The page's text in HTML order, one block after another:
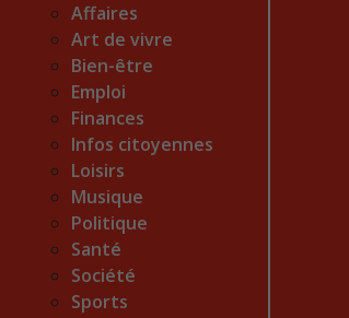
Affaires
Art de vivre
Bien-être
Emploi
Finances
Infos citoyennes
Loisirs
Musique
Politique
Santé
Société
Sports